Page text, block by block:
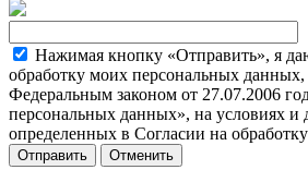
Нажимая кнопку «Отправить», я
обработку моих персональных данных,
Федеральным законом от 27.07.2006
персональных данных», на условиях и
определенных в Согласии на
Отменить